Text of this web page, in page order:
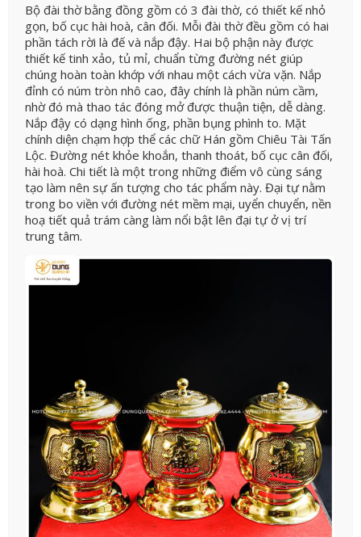
Bộ đài thờ bằng đồng gồm có 3 đài thờ, có thiết kế nhỏ
gọn, bố cục hài hoà, cân đối. Mỗi đài thờ đều gồm có hai
phần tách rời là đế và nắp đậy. Hai bộ phận này được
thiết kế tinh xảo, tủ mỉ, chuẩn từng đường nét giúp
chúng hoàn toàn khớp với nhau một cách vừa vặn. Nắp
đỉnh có núm tròn nhô cao, đây chính là phần núm cầm,
nhờ đó mà thao tác đóng mở được thuận tiện, dễ dàng.
Nắp đậy có dạng hình ống, phần bụng phình to. Mặt
chính diện chạm hợp thể các chữ Hán gồm Chiêu Tài Tấn
Lộc. Đường nét khỏe khoắn, thanh thoát, bố cục cân đối,
hài hoà. Chi tiết là một trong những điểm vô cùng sáng
tạo làm nên sự ấn tượng cho tác phẩm này. Đại tự nằm
trong bo viền với đường nét mềm mại, uyển chuyển, nền
hoạ tiết quả trám càng làm nổi bật lên đại tự ở vị trí
trung tâm.